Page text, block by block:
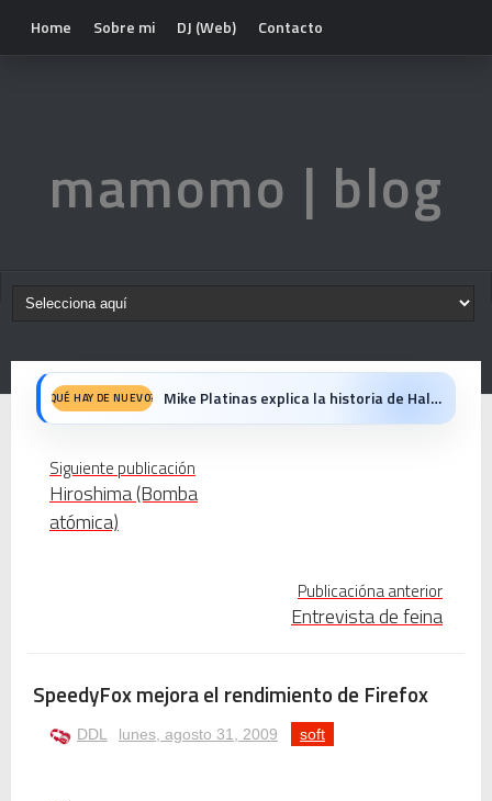
Home Sobre mi DJ (Web) Contacto
mamomo | blog
QUÉ HAY DE NUEVO? Mike Platinas explica la historia de Halloween y los videoclips que marcaron una era
Mamomo: el artista electrónico japonés que suena como mi seudónimo
Siguiente publicación
Hiroshima (Bomba
atómica)
Publicacióna anterior
Entrevista de feina
SpeedyFox mejora el rendimiento de Firefox
DDL lunes, agosto 31, 2009 soft